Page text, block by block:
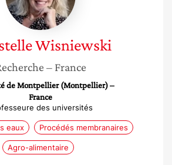
Wisniewski
– France
de Montpellier (Montpellier) –
France
des universités
eaux Procédés membranaires
Agro-alimentaire